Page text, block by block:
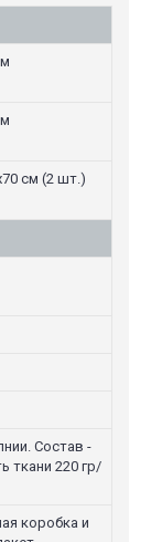
см (2 шт.)
Состав -
ткани 220 гр/
коробка и